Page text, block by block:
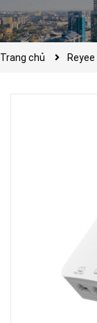
Trang chủ Reyee